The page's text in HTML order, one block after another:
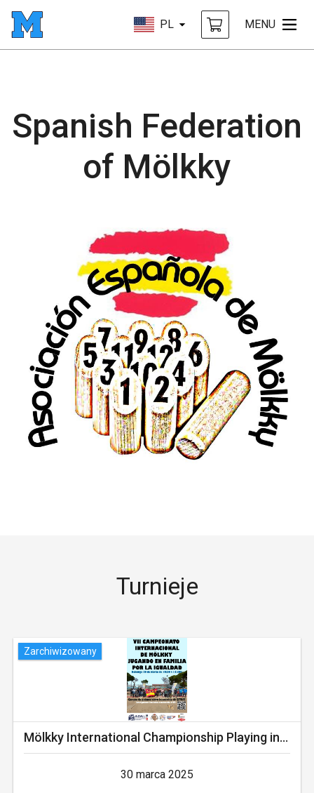
PL MENU
Spanish Federation
of Mölkky
Turnieje
Zarchiwizowany
Mölkky International Championship Playing in Family
30 marca 2025